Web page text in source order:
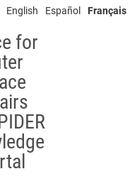
English Español Français
for